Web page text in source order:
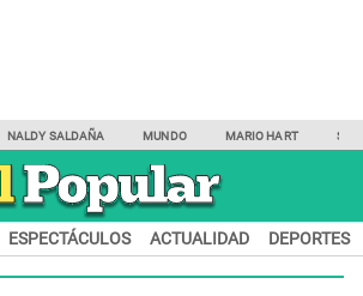
NALDY SALDAÑA MUNDO MARIO HART
ESPECTÁCULOS ACTUALIDAD DEPORTES